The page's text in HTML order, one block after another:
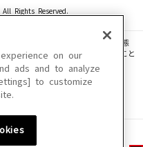
Rights Reserved.
写真・動画・音声等を、手段や形態
複製、転載、ファイル化などすること
けない場合があります。
なる場合があります。
on our
ads and to analyze
to customize